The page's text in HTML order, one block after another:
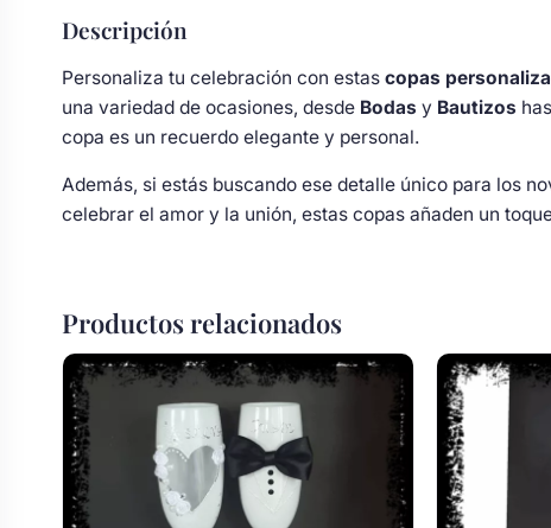
Descripción
Personaliza tu celebración con estas copas
una variedad de ocasiones, desde Bodas y Bautizos
copa es un recuerdo elegante y personal.
Además, si estás buscando ese detalle único para los
celebrar el amor y la unión, estas copas añaden un
Productos relacionados